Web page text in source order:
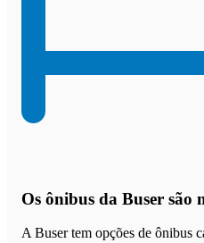
Os ônibus da Buser são
A Buser tem opções de ônibus